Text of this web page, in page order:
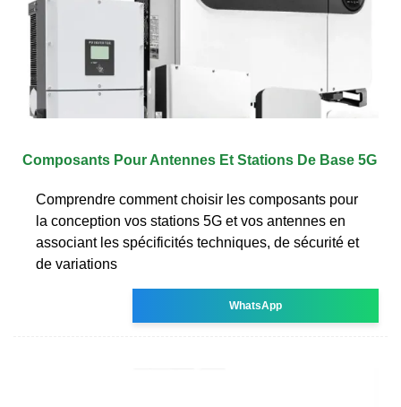
Composants Pour Antennes Et Stations De Base 5G
Comprendre comment choisir les composants pour
la conception vos stations 5G et vos antennes en
associant les spécificités techniques, de sécurité et
de variations
WhatsApp